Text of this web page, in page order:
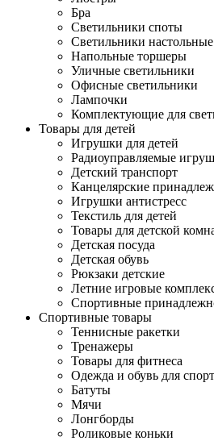
Бра
Светильники споты
Светильники настольные
Напольные торшеры
Уличные светильники
Офисные светильники
Лампочки
Комплектующие для
Товары для детей
Игрушки для детей
Радиоуправляемые
Детский транспорт
Канцелярские
Игрушки антистресс
Текстиль для детей
Товары для детской
Детская посуда
Детская обувь
Рюкзаки детские
Летние игровые
Спортивные
Спортивные товары
Теннисные ракетки
Тренажеры
Товары для фитнеса
Одежда и обувь для
Батуты
Мячи
Лонгборды
Роликовые коньки